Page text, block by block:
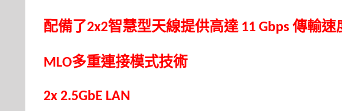
配備了2x2智慧型天線提供高達11 Gbps 傳輸速
MLO多重連接模式技術
2x 2.5GbE LAN